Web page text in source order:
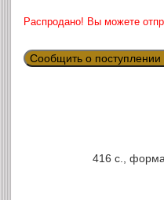
Распродано! Вы можете
Сообщить о поступлении
416 с.,